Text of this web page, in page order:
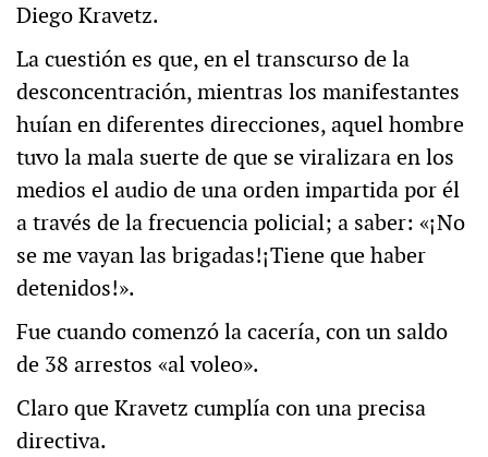
Diego Kravetz.
La cuestión es que, en el transcurso de la
desconcentración, mientras los manifestantes
huían en diferentes direcciones, aquel hombre
tuvo la mala suerte de que se viralizara en los
medios el audio de una orden impartida por él
a través de la frecuencia policial; a saber: «¡No
se me vayan las brigadas!¡Tiene que haber
detenidos!».
Fue cuando comenzó la cacería, con un saldo
de 38 arrestos «al voleo».
Claro que Kravetz cumplía con una precisa
directiva.